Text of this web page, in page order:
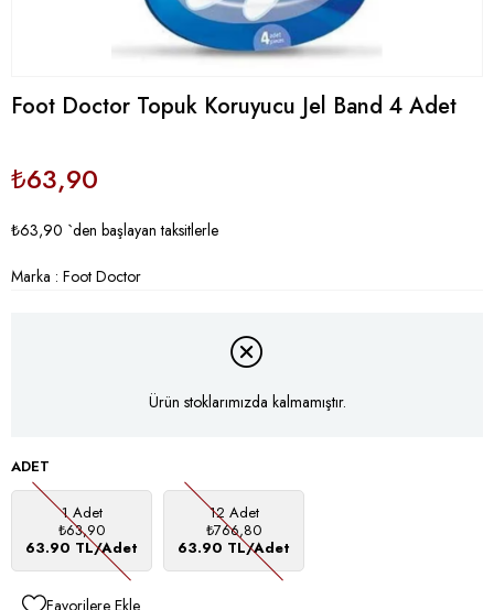
Foot Doctor Topuk Koruyucu Jel Band 4 Adet
₺63,90
₺63,90 `den başlayan taksitlerle
Marka : Foot Doctor
Ürün stoklarımızda kalmamıştır.
ADET
1 Adet
₺63,90
63.90 TL/Adet
12 Adet
₺766,80
63.90 TL/Adet
Favorilere Ekle